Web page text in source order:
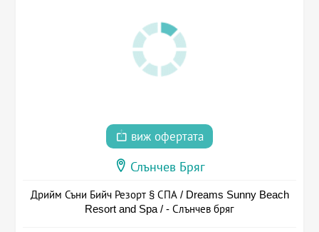
виж офертата
Слънчев Бряг
Дрийм Съни Бийч Резорт § СПА / Dreams Sunny Beach
Resort and Spa / - Слънчев бряг